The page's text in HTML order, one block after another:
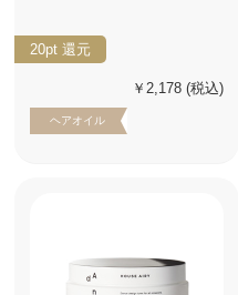
20pt 還元
￥2,178 (税込)
ヘアオイル